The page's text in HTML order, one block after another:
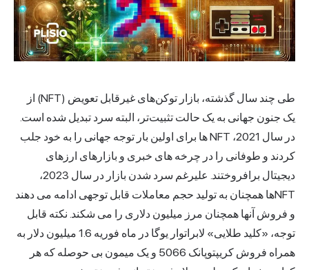
طی چند سال گذشته، بازار توکن‌های غیرقابل تعویض
(NFT) از
یک جنون جهانی به یک حالت تثبیت‌تر، البته سرد تبدیل شده است.
در سال 2021، NFT ها برای اولین بار توجه جهانی را به خود جلب
کردند و طوفانی را در چرخه های خبری و بازارهای ارزهای
دیجیتال برافروختند. علیرغم سرد شدن بازار در سال 2023،
NFTها همچنان به تولید حجم معاملات قابل توجهی ادامه می دهند
و فروش آنها همچنان مرز میلیون دلاری را می شکند. نکته قابل
توجه، «کلید طلایی» لابراتوار یوگا در ماه فوریه 1.6 میلیون دلار به
همراه فروش کریپتوپانک 5066 و یک میمون بی حوصله که هر